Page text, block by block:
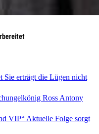
Sie erträgt die Lügen nicht
Ross Antony
VIP“ Aktuelle Folge sorgt